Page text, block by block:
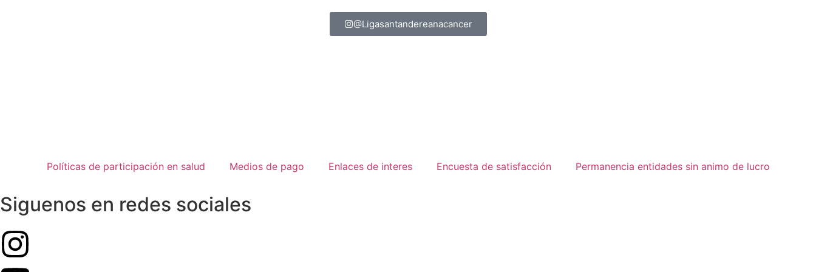
@Ligasantandereanacancer
Políticas de participación en salud Medios de pago Enlaces de interes Encuesta de satisfacción Permanencia entidades sin animo de lucro
Siguenos en redes sociales